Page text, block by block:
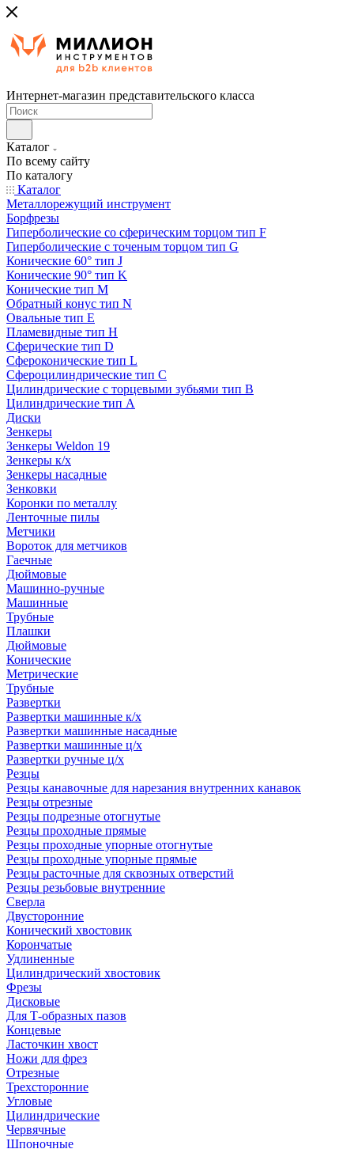
Интернет-магазин представительского класса
Каталог
По всему сайту
По каталогу
Каталог
Металлорежущий инструмент
Борфрезы
Гиперболические cо сферическим торцом тип F
Гиперболические с точеным торцом тип G
Конические 60° тип J
Конические 90° тип K
Конические тип M
Обратный конус тип N
Овальные тип E
Пламевидные тип H
Сферические тип D
Сфероконические тип L
Сфероцилиндрические тип C
Цилиндрические с торцевыми зубьями тип B
Цилиндрические тип А
Диски
Зенкеры
Зенкеры Weldon 19
Зенкеры к/х
Зенкеры насадные
Зенковки
Коронки по металлу
Ленточные пилы
Метчики
Вороток для метчиков
Гаечные
Дюймовые
Машинно-ручные
Машинные
Трубные
Плашки
Дюймовые
Конические
Метрические
Трубные
Развертки
Развертки машинные к/х
Развертки машинные насадные
Развертки машинные ц/х
Развертки ручные ц/х
Резцы
Резцы канавочные для нарезания внутренних канавок
Резцы отрезные
Резцы подрезные отогнутые
Резцы проходные прямые
Резцы проходные упорные отогнутые
Резцы проходные упорные прямые
Резцы расточные для сквозных отверстий
Резцы резьбовые внутренние
Сверла
Двусторонние
Конический хвостовик
Корончатые
Удлиненные
Цилиндрический хвостовик
Фрезы
Дисковые
Для Т-образных пазов
Концевые
Ласточкин хвост
Ножи для фрез
Отрезные
Трехсторонние
Угловые
Цилиндрические
Червячные
Шпоночные